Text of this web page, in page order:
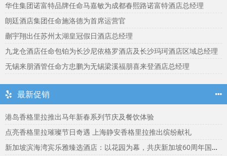
华住集团诺富特品牌任命马嘉敏为成都春熙路诺富特酒店总经理
朗廷酒店集团任命施洛德为首席运营官
蒯宇翔出任苏州太湖皇冠假日酒店总经理
九龙仓酒店任命包铂为长沙尼依格罗酒店及长沙玛珂酒店区域总经理
无锡来朋酒管任命方忠鹏为无锡梁溪福朋喜来登酒店总经理
最新促销
港岛香格里拉推出马年新春系列节庆及餐饮体验
点亮香格里拉璀璨节日奇遇 上海静安香格里拉推出缤纷献礼
新加坡滨海湾宾乐雅臻选酒店：以花园为幕，共庆新加坡60周年国庆盛宴